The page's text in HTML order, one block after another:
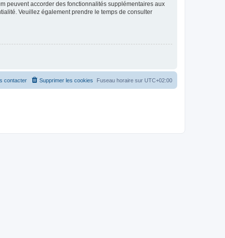
peuvent accorder des fonctionnalités supplémentaires aux
Veuillez également prendre le temps de consulter
Fuseau horaire sur UTC+02:00
Supprimer les cookies
contacter